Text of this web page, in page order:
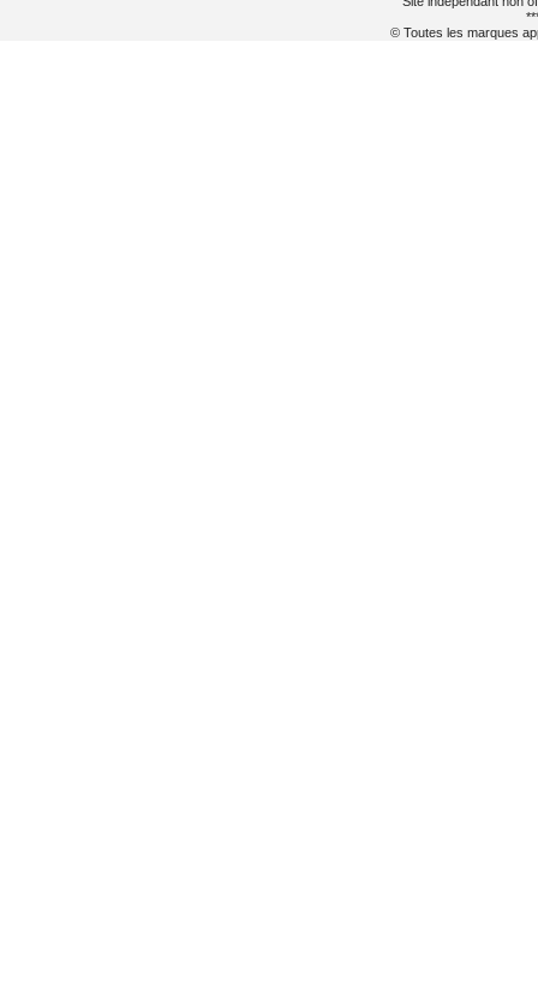
© Toutes les marques